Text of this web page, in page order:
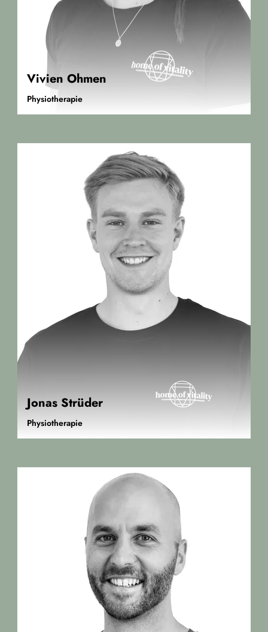
Vivien Ohmen
Physiotherapie
Jonas Strüder
Physiotherapie